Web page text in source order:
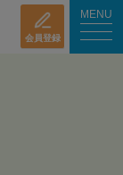
会員登録
MENU